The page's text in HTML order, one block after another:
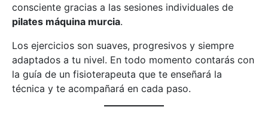
consciente gracias a las sesiones individuales de
pilates máquina murcia.
Los ejercicios son suaves, progresivos y siempre
adaptados a tu nivel. En todo momento contarás con
la guía de un fisioterapeuta que te enseñará la
técnica y te acompañará en cada paso.